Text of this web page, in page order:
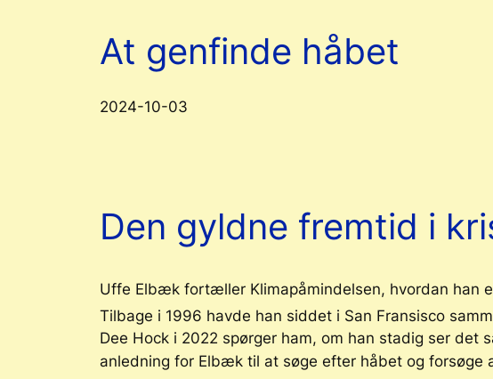
At genfinde håbet
2024-10-03
Den gyldne fremtid i
Uffe Elbæk fortæller Klimapåmindelsen, hvordan han
Tilbage i 1996 havde han siddet i San Fransisco
Dee Hock i 2022 spørger ham, om han stadig ser det
anledning for Elbæk til at søge efter håbet og forsøge